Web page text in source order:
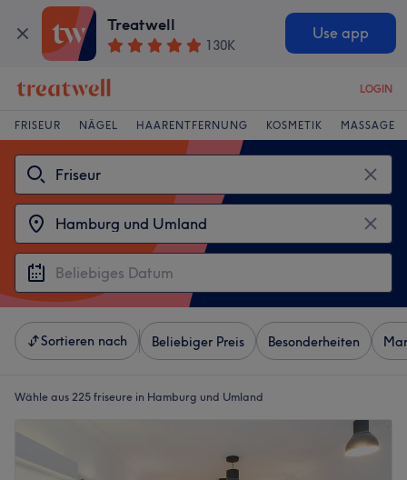
Treatwell
130K
Use app
LOGIN
FRISEUR NÄGEL HAARENTFERNUNG KOSMETIK MASSAGE
Sortieren nach Beliebiger Preis Besonderheiten
Wähle aus 225 friseure in Hamburg und Umland